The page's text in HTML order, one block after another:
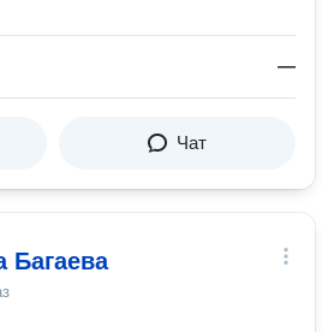
—
Чат
Багаева